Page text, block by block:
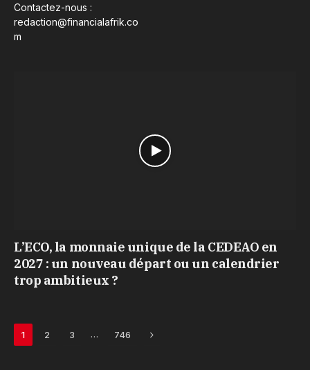
Contactez-nous :
redaction@financialafrik.co
m
L’ECO, la monnaie unique de la CEDEAO en
2027 : un nouveau départ ou un calendrier
trop ambitieux ?
1 2 3 … 746 Next